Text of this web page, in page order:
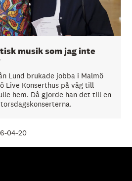
musik som jag inte
Lund brukade jobba i Malmö
Live Konserthus på väg till
hem. Då gjorde han det till en
04-20